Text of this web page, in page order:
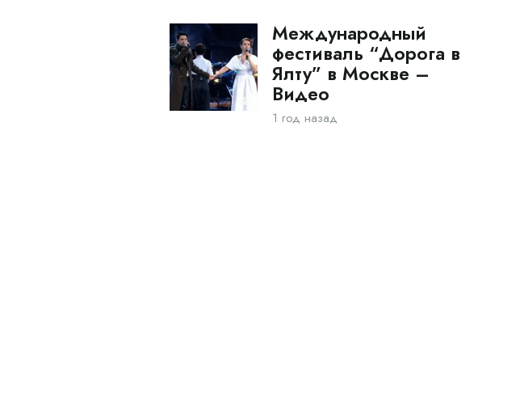
Международный
фестиваль “Дорога в
Ялту” в Москве –
Видео
1 год назад